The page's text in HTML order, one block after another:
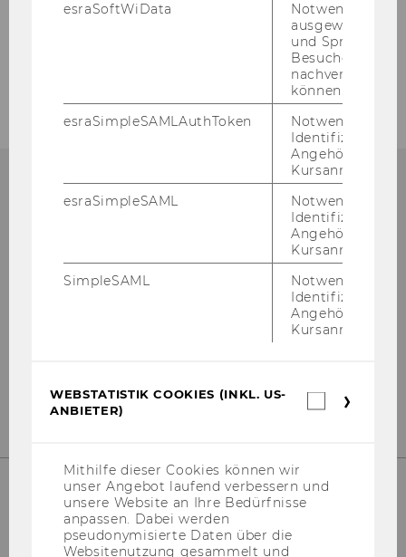
NOCH FRAGEN?
Wel­co­me
WEITERE KONTAKTSTELLEN
esraSoftWiData
Notwendig um
ausgewählte
und
Besuchers
nachverfolgen
können.
esraSimpleSAMLAuthToken
Notwendig zur
Identifizierung
Angehörige/r für
Kursanmeldung.
esraSimpleSAML
Notwendig zur
Identifizierung
Angehörige/r für
Kursanmeldung.
SimpleSAML
Notwendig zur
Identifizierung
Angehörige/r für
Kursanmeldung.
WEBSTATISTIK COOKIES (INKL. US-
ANBIETER)
Mithilfe dieser Cookies können wir
unser Angebot laufend verbessern und
unsere Website an Ihre Bedürfnisse
anpassen. Dabei werden
pseudonymisierte Daten über die
Websitenutzung gesammelt und